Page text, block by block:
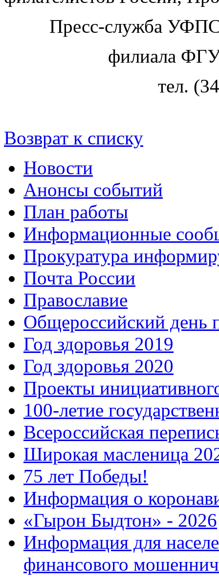
Пресс-служба
филиала
тел.
Возврат к списку
Новости
Анонсы событий
План работы
Информационные
Прокуратура
Почта России
Православие
Общероссийский день
Год здоровья 2019
Год здоровья 2020
Проекты
100-летие
Всероссийская
Широкая масленица
75 лет Победы!
Информация о
«Гырон Быдтон» - 2026
Информация для
финансового